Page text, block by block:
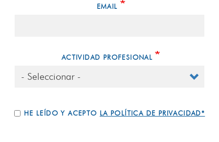
EMAIL
ACTIVIDAD PROFESIONAL
HE LEÍDO Y ACEPTO LA POLÍTICA DE PRIVACIDAD*